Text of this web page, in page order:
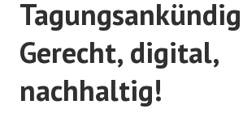
Gerecht, digital,
nachhaltig!